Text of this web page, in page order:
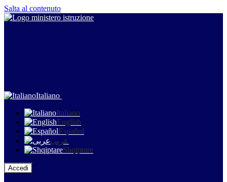
Salta al contenuto
Italiano
Italiano
English
Español
عربى
Shqiptare
Accedi